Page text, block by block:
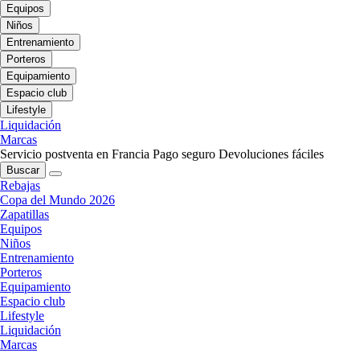
Equipos
Niños
Entrenamiento
Porteros
Equipamiento
Espacio club
Lifestyle
Liquidación
Marcas
Servicio postventa en Francia Pago seguro Devoluciones fáciles
Buscar
Rebajas
Copa del Mundo 2026
Zapatillas
Equipos
Niños
Entrenamiento
Porteros
Equipamiento
Espacio club
Lifestyle
Liquidación
Marcas